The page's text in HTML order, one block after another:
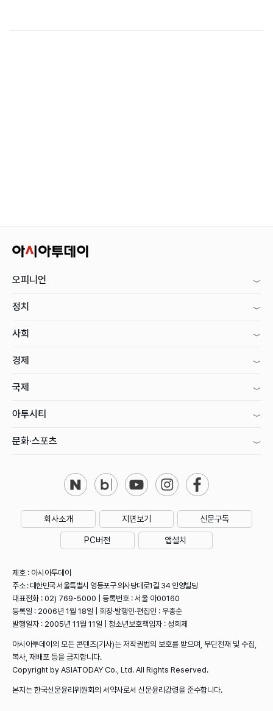
오피니언
정치
사회
경제
국제
아투시티
문화·스포츠
회사소개 지면보기 신문구독
PC버전 앱설치
제호 : 아시아투데이
주소 : 대한민국 서울특별시 영등포구 의사당대로1길 34 인영빌딩
대표전화 : 02) 769-5000 | 등록번호 : 서울 아00160
등록일 : 2006년 1월 18일 | 회장·발행인·편집인 : 우종순
발행일자 : 2005년 11월 11일 | 청소년보호책임자 : 성희제
아시아투데이의 모든 콘텐츠(기사)는 저작권법의 보호를 받으며, 무단전재 및 수집,
복사, 재배포 등을 금지합니다.
Copyright by ASIATODAY Co., Ltd. All Rights Reserved.
본지는 한국신문윤리위원회의 서약사로서 신문윤리강령을 준수합니다.